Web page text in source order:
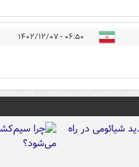
۰۶:۵۰ - ۱۴۰۲/۱۲/۰۷